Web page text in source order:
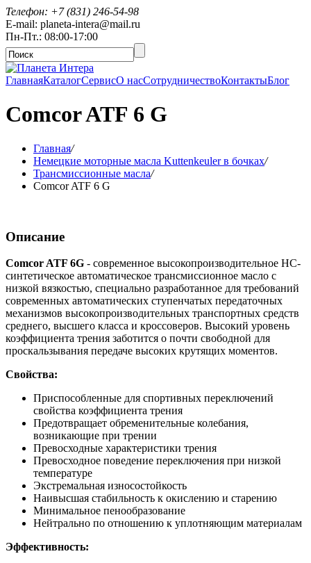
Телефон: +7 (831) 246-54-98
E-mail: planeta-intera@mail.ru
Пн-Пт.: 08:00-17:00
ГлавнаяКаталогСервисО насСотрудничествоКонтактыБлог
Comcor ATF 6 G
Главная/
Немецкие моторные масла Kuttenkeuler в бочках/
Трансмиссионные масла/
Comcor ATF 6 G
Описание
Comcor ATF 6G - современное высокопроизводительное НС-
синтетическое автоматическое трансмиссионное масло с
низкой вязкостью, специально разработанное для требований
современных автоматических ступенчатых передаточных
механизмов высокопроизводительных транспортных средств
среднего, высшего класса и кроссоверов. Высокий уровень
коэффициента трения заботится о почти свободной для
проскальзывания передаче высоких крутящих моментов.
Свойства:
Приспособленные для спортивных переключений
свойства коэффициента трения
Предотвращает обременительные колебания,
возникающие при трении
Превосходные характеристики трения
Превосходное поведение переключения при низкой
температуре
Экстремальная износостойкость
Наивысшая стабильность к окислению и старению
Минимальное пенообразование
Нейтрально по отношению к уплотняющим материалам
Эффективность: